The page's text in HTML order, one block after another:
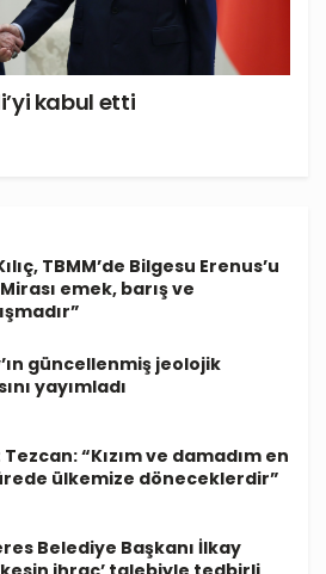
kabul etti
TBMM’de Bilgesu Erenus’u
emek, barış ve
güncellenmiş jeolojik
yayımladı
“Kızım ve damadım en
ülkemize döneceklerdir”
Belediye Başkanı İlkay